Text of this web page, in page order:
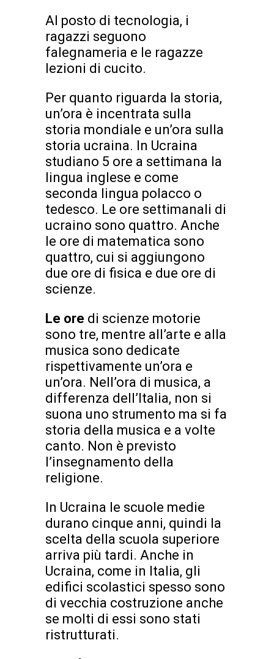
Al posto di tecnologia, i
ragazzi seguono
falegnameria e le ragazze
lezioni di cucito.
Per quanto riguarda la storia,
un’ora è incentrata sulla
storia mondiale e un’ora sulla
storia ucraina. In Ucraina
studiano 5 ore a settimana la
lingua inglese e come
seconda lingua polacco o
tedesco. Le ore settimanali di
ucraino sono quattro. Anche
le ore di matematica sono
quattro, cui si aggiungono
due ore di fisica e due ore di
scienze.
Le ore di scienze motorie
sono tre, mentre all’arte e alla
musica sono dedicate
rispettivamente un’ora e
un’ora. Nell’ora di musica, a
differenza dell’Italia, non si
suona uno strumento ma si fa
storia della musica e a volte
canto. Non è previsto
l’insegnamento della
religione.
In Ucraina le scuole medie
durano cinque anni, quindi la
scelta della scuola superiore
arriva più tardi. Anche in
Ucraina, come in Italia, gli
edifici scolastici spesso sono
di vecchia costruzione anche
se molti di essi sono stati
ristrutturati.